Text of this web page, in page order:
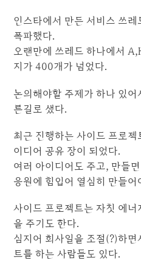
인스타에서 만든 서비스 쓰
폭파했다.
오랜만에 쓰레드 하나에서
지가 400개가 넘었다.
논의해야할 주제가 하나 있
른길로 샜다.
최근 진행하는 사이드 프로
이디어 공유 장이 되었다.
여러 아이디어도 주고, 만들
응원에 힘입어 열심히 만들어
사이드 프로젝트는 자칫 에
을 주기도 한다.
심지어 회사일을 조절(?)하
트를 하는 사람들도 있다.